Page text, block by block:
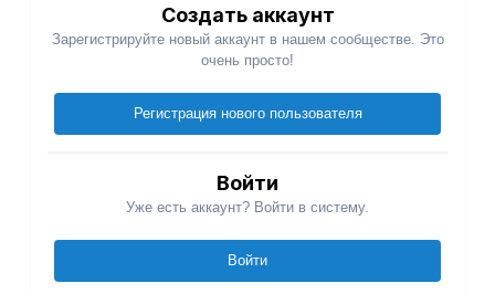
Создать аккаунт
Зарегистрируйте новый аккаунт в нашем сообществе. Это
очень просто!
Регистрация нового пользователя
Войти
Уже есть аккаунт? Войти в систему.
Войти